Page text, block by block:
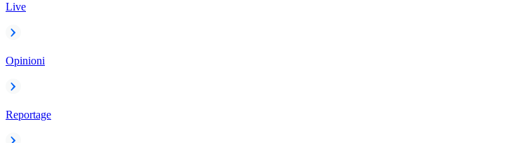
Live
Opinioni
Reportage